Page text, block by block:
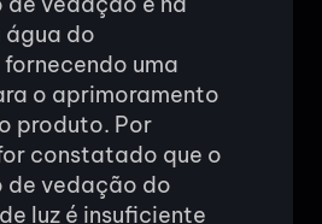
água do
uma
o aprimoramento
produto. Por
constatado que o
de vedação do
luz é insuficiente